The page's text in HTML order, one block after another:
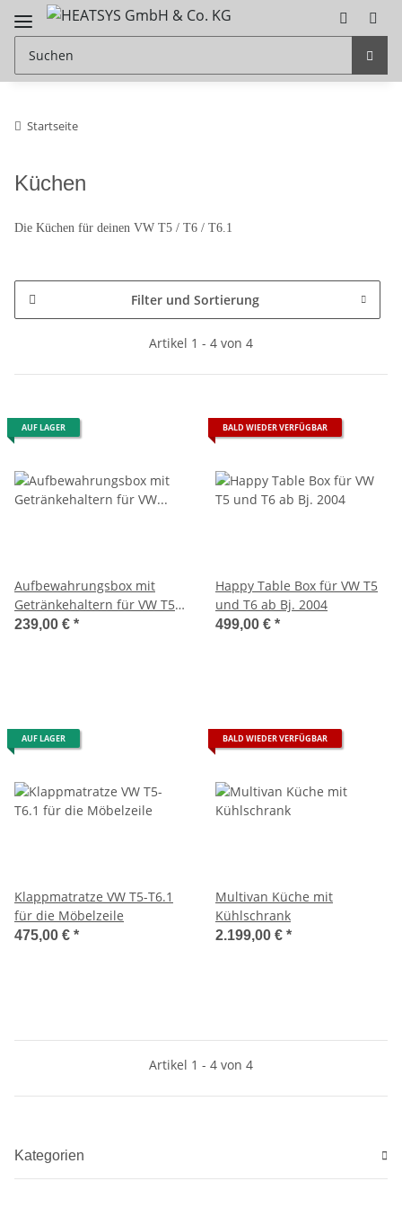
Startseite
Küchen
Die Küchen für deinen VW T5 / T6 / T6.1
Filter und Sortierung
Artikel 1 - 4 von 4
AUF LAGER
Aufbewahrungsbox mit
Getränkehaltern für VW T5-
T6.1
239,00 € *
BALD WIEDER VERFÜGBAR
Happy Table Box für VW T5
und T6 ab Bj. 2004
499,00 € *
AUF LAGER
Klappmatratze VW T5-T6.1
für die Möbelzeile
475,00 € *
BALD WIEDER VERFÜGBAR
Multivan Küche mit
Kühlschrank
2.199,00 € *
Artikel 1 - 4 von 4
Kategorien